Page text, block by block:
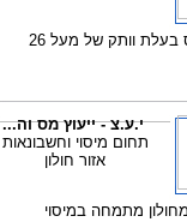
יועצת מס בעלת וותק של מעל 26
י.ע.צ - ייעוץ מס וה...
תחום מיסוי וחשבונאות
אזור חולון
מתמחה במיסוי